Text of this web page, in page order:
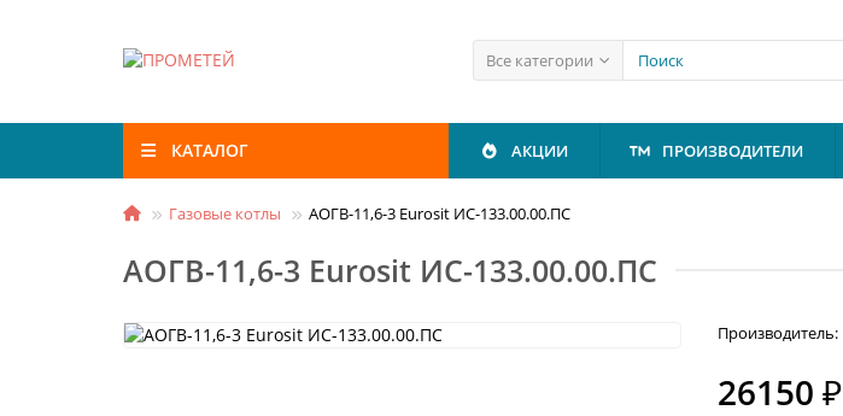
Все категории
КАТАЛОГ АКЦИИ ПРОИЗВОДИТЕЛИ
Газовые котлы АОГВ-11,6-3 Eurosit ИС-133.00.00.ПС
АОГВ-11,6-3 Eurosit ИС-133.00.00.ПС
Производитель:
26150 ₽